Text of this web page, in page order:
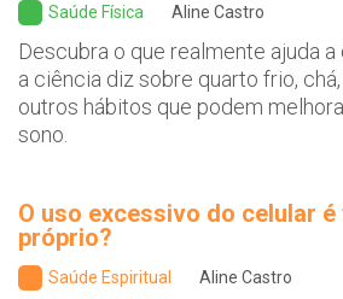
Saúde Física Aline Castro
Descubra o que realmente ajuda
a ciência diz sobre quarto frio,
outros hábitos que podem
sono.
O uso excessivo do celular
próprio?
Saúde Espiritual Aline Castro